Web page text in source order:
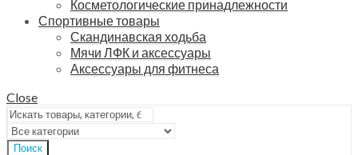
Косметологические принадлежности
Спортивные товары
Скандинавская ходьба
Мячи ЛФК и аксессуары
Аксессуары для фитнеса
Close
Поиск